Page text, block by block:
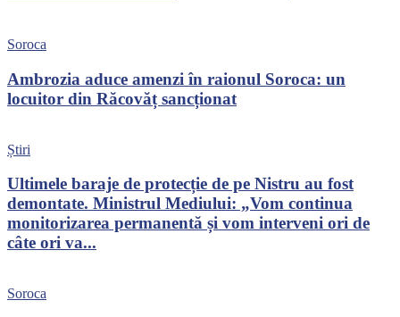
Soroca
Ambrozia aduce amenzi în raionul Soroca: un
locuitor din Răcovăț sancționat
Știri
Ultimele baraje de protecție de pe Nistru au fost
demontate. Ministrul Mediului: „Vom continua
monitorizarea permanentă și vom interveni ori de
câte ori va...
Soroca